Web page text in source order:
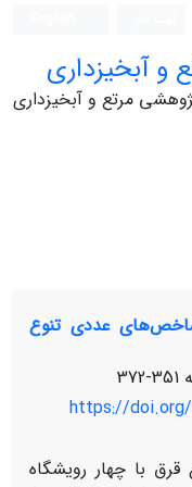
و آبخیزداری
مرتع و آبخیزداری
شاخص‌های عددی تنوع
351-372
https://doi.org/
با چهار رویشگاه